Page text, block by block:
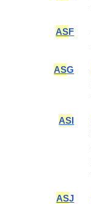
ASF
ASG
ASI
ASJ